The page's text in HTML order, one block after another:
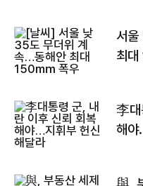
서
최
李대
해야